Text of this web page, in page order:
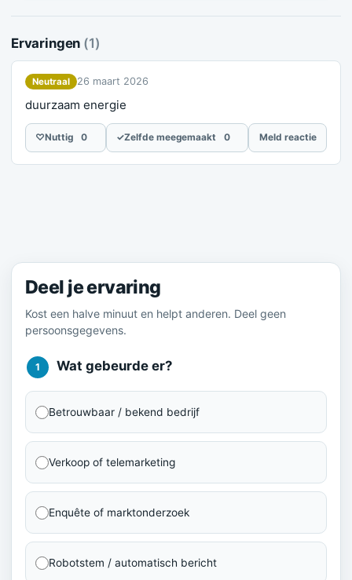
Ervaringen (1)
Neutraal 26 maart 2026
duurzaam energie
♡Nuttig 0 ✓Zelfde meegemaakt 0 Meld reactie
Deel je ervaring
Kost een halve minuut en helpt anderen. Deel geen
persoonsgegevens.
1 Wat gebeurde er?
Betrouwbaar / bekend bedrijf
Verkoop of telemarketing
Enquête of marktonderzoek
Robotstem / automatisch bericht